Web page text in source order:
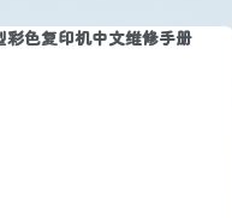
色复印机中文维修手册